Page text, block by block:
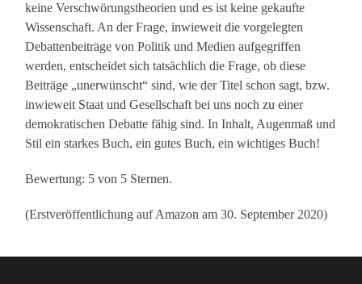
keine Verschwörungstheorien und es ist keine gekaufte
Wissenschaft. An der Frage, inwieweit die vorgelegten
Debattenbeiträge von Politik und Medien aufgegriffen
werden, entscheidet sich tatsächlich die Frage, ob diese
Beiträge „unerwünscht“ sind, wie der Titel schon sagt, bzw.
inwieweit Staat und Gesellschaft bei uns noch zu einer
demokratischen Debatte fähig sind. In Inhalt, Augenmaß und
Stil ein starkes Buch, ein gutes Buch, ein wichtiges Buch!
Bewertung: 5 von 5 Sternen.
(Erstveröffentlichung auf Amazon am 30. September 2020)